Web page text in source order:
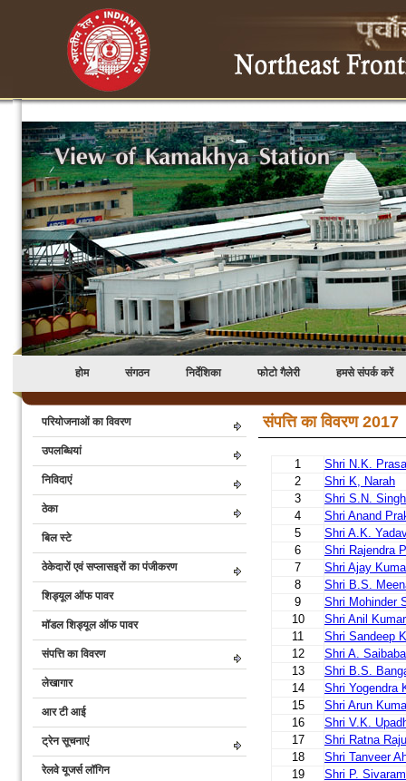
होम संगठन निर्देशिका फोटो गैलेरी हमसे संपर्क करें
परियोजनाओं का विवरण
उपलब्धियां
निविदाएं
ठेका
बिल स्टे
ठेकेदारों एवं सप्लासइरों का पंजीकरण
शिड्यूल ऑफ पावर
मॉडल शिड्यूल ऑफ पावर
संपत्ति का विवरण
लेखागार
आर टी आई
ट्रेन सूचनाएं
रेलवे यूजर्स लॉगिन
संपत्ति का विवरण 2017
1
Shri N.K.
2
Shri K, Narah
3
Shri S.N. Singh
4
Shri Anand
5
Shri A.K.
6
Shri Rajendra
7
Shri Ajay
8
Shri B.S.
9
Shri Mohinder
10
Shri Anil Kumar
11
Shri Sandeep
12
Shri A. Saibaba
13
Shri B.S.
14
Shri Yogendra
15
Shri Arun
16
Shri V.K.
17
Shri Ratna Raju
18
Shri Tanveer
19
Shri P.